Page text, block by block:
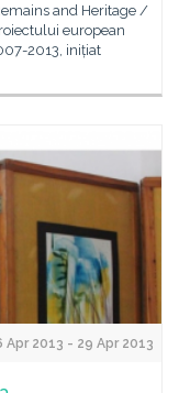
and Heritage /
european
2013, inițiat
Apr 2013 - 29 Apr 2013